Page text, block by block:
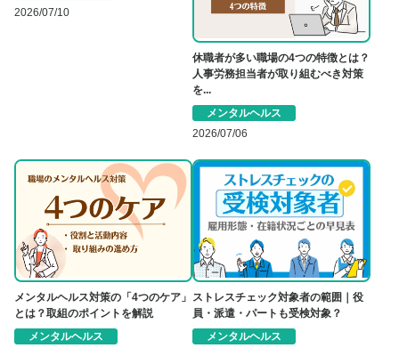
2026/07/10
休職者が多い職場の4つの特徴とは？
人事労務担当者が取り組むべき対策
を...
メンタルヘルス
2026/07/06
メンタルヘルス対策の「4つのケア」
とは？取組のポイントを解説
メンタルヘルス
ストレスチェック対象者の範囲｜役
員・派遣・パートも受検対象？
メンタルヘルス